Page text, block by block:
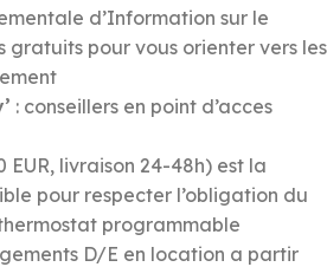
d’Information sur le
gratuits pour vous orienter vers les
: conseillers en point d’acces
EUR, livraison 24-48h) est la
pour respecter l’obligation du
programmable
D/E en location a partir